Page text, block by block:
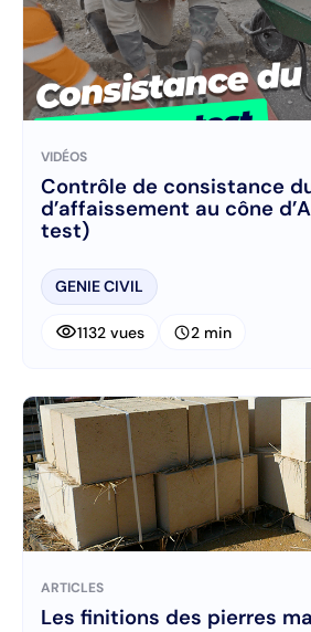
VIDÉOS
Contrôle de consistance
d’affaissement au cône
test)
GENIE CIVIL
visibility1132 vues schedule2 min
ARTICLES
Les finitions des pierres